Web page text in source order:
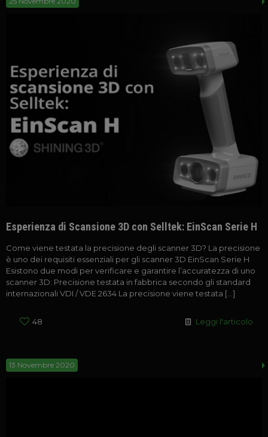
Esperienza di Scansione 3D con Selltek: EinScan Serie H
Come viene testata la precisione degli scanner 3D? La precisione
è uno dei requisiti essenziali per gli scanner 3D EinScan Serie H
Esistono due modi per verificare e garantire l’accuratezza di uno
scanner 3D: Precisione testata in fabbrica secondo gli standard
internazionali VDI / VDE 2634 La precisione viene testata […]
48 Leggi l'articolo
13 Novembre 2020